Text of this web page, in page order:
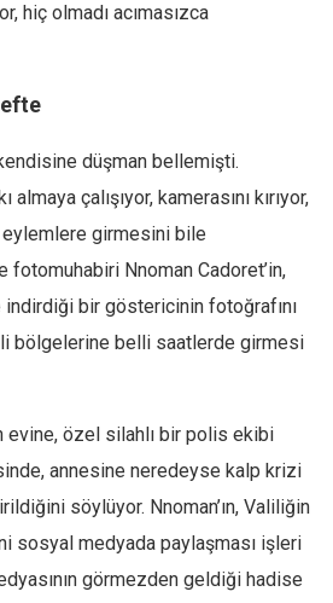
hiç olmadı acımasızca
düşman bellemişti.
çalışıyor, kamerasını kırıyor,
girmesini bile
fotomuhabiri Nnoman Cadoret’in,
bir göstericinin fotoğrafını
bölgelerine belli saatlerde girmesi
evine, özel silahlı bir polis ekibi
annesine neredeyse kalp krizi
söylüyor. Nnoman’ın, Valiliğin
sosyal medyada paylaşması işleri
görmezden geldiği hadise